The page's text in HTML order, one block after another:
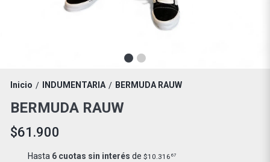
Inicio / INDUMENTARIA / BERMUDA RAUW
BERMUDA RAUW
$61.900
Hasta 6 cuotas sin interés de $10.316 67